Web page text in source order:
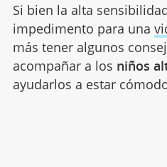
Si bien la alta
impedimento para una
más tener algunos
acompañar a los niños
ayudarlos a estar